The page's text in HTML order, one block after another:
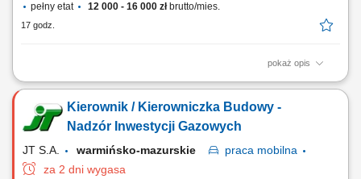
pełny etat
12 000 - 16 000 złbrutto/mies.
17 godz.
pokaż opis
Malowanie ścian, sufitów oraz elewacji budynków. Tapetowanie i
Wykonywanie prac elewacyjnych i ociepleń w technologii ETICS. Praca
zgodnie z dokumentacją techniczną oraz standardami jakości.
Kierownik / Kierowniczka Budowy -
Nadzór Inwestycji Gazowych
JT S.A. warmińsko-mazurskie praca mobilna
za 2 dni wygasa